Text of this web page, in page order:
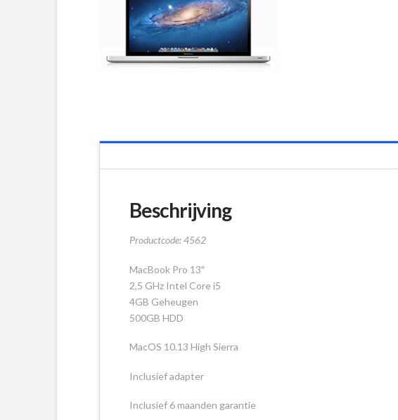
Beschrijving
Productcode: 4562
MacBook Pro 13″
2,5 GHz Intel Core i5
4GB Geheugen
500GB HDD
MacOS 10.13 High Sierra
Inclusief adapter
Inclusief 6 maanden garantie